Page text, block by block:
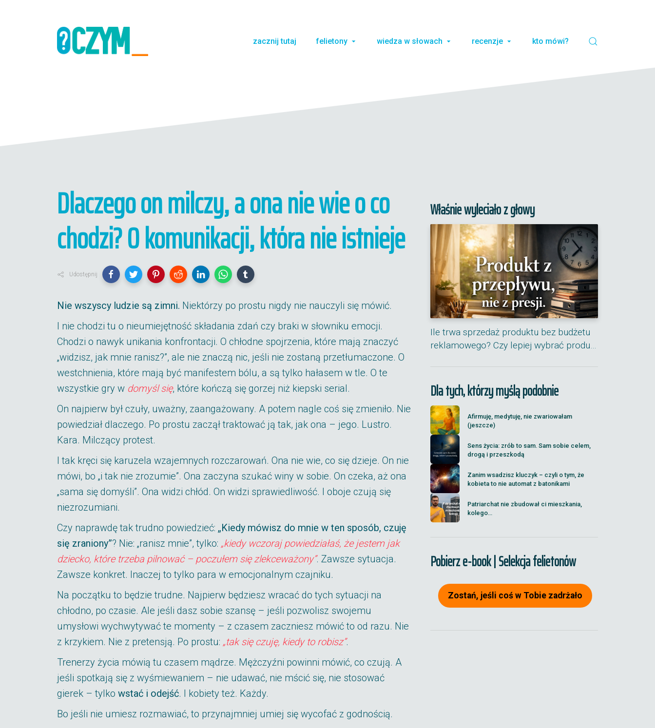
zacznij tutaj felietony wiedza w słowach recenzje kto mówi?
Dlaczego on milczy, a ona nie wie o co
chodzi? O komunikacji, która nie istnieje
Udostępnij
Nie wszyscy ludzie są zimni. Niektórzy po prostu nigdy nie nauczyli się mówić.
I nie chodzi tu o nieumiejętność składania zdań czy braki w słowniku emocji.
Chodzi o nawyk unikania konfrontacji. O chłodne spojrzenia, które mają znaczyć
„widzisz, jak mnie ranisz?”, ale nie znaczą nic, jeśli nie zostaną przetłumaczone. O
westchnienia, które mają być manifestem bólu, a są tylko hałasem w tle. O te
wszystkie gry w domyśl się, które kończą się gorzej niż kiepski serial.
On najpierw był czuły, uważny, zaangażowany. A potem nagle coś się zmieniło. Nie
powiedział dlaczego. Po prostu zaczął traktować ją tak, jak ona – jego. Lustro.
Kara. Milczący protest.
I tak kręci się karuzela wzajemnych rozczarowań. Ona nie wie, co się dzieje. On nie
mówi, bo „i tak nie zrozumie”. Ona zaczyna szukać winy w sobie. On czeka, aż ona
„sama się domyśli”. Ona widzi chłód. On widzi sprawiedliwość. I oboje czują się
niezrozumiani.
Czy naprawdę tak trudno powiedzieć: „Kiedy mówisz do mnie w ten sposób, czuję
się zraniony”? Nie: „ranisz mnie”, tylko: „kiedy wczoraj powiedziałaś, że jestem jak
dziecko, które trzeba pilnować – poczułem się zlekceważony”. Zawsze sytuacja.
Zawsze konkret. Inaczej to tylko para w emocjonalnym czajniku.
Na początku to będzie trudne. Najpierw będziesz wracać do tych sytuacji na
chłodno, po czasie. Ale jeśli dasz sobie szansę – jeśli pozwolisz swojemu
umysłowi wychwytywać te momenty – z czasem zaczniesz mówić to od razu. Nie
z krzykiem. Nie z pretensją. Po prostu: „tak się czuję, kiedy to robisz”.
Trenerzy życia mówią tu czasem mądrze. Mężczyźni powinni mówić, co czują. A
jeśli spotkają się z wyśmiewaniem – nie udawać, nie mścić się, nie stosować
gierek – tylko wstać i odejść. I kobiety też. Każdy.
Bo jeśli nie umiesz rozmawiać, to przynajmniej umiej się wycofać z godnością.
Właśnie wyleciało z głowy
Ile trwa sprzedaż produktu bez budżetu
reklamowego? Czy lepiej wybrać produ…
Dla tych, którzy myślą podobnie
Afirmuję, medytuję, nie zwariowałam
(jeszcze)
Sens życia: zrób to sam. Sam sobie celem,
drogą i przeszkodą
Zanim wsadzisz kluczyk – czyli o tym, że
kobieta to nie automat z batonikami
Patriarchat nie zbudował ci mieszkania,
kolego...
Pobierz e-book | Selekcja felietonów
Zostań, jeśli coś w Tobie zadrżało